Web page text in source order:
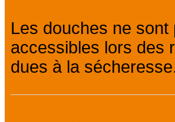
Les douches ne sont
accessibles lors des
dues à la